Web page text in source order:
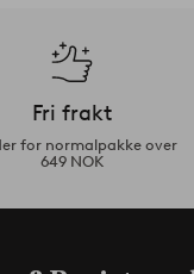
Fri frakt
for normalpakke over
649 NOK